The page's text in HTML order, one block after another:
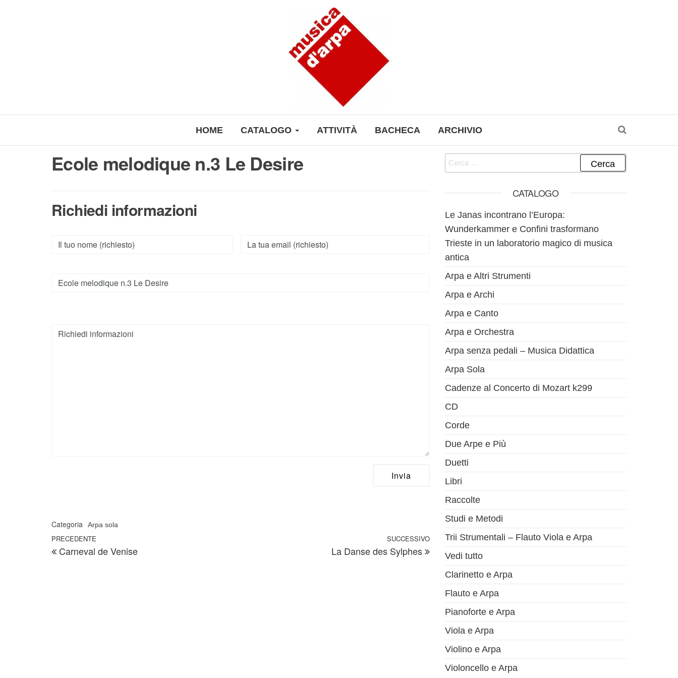
HOME CATALOGO ATTIVITÀ BACHECA ARCHIVIO
Ecole melodique n.3 Le Desire
Richiedi informazioni
Categoria Arpa sola
Navigazione articoli
Articolo precedente
PRECEDENTE
Carneval de Venise
Articolo successivo
SUCCESSIVO
La Danse des Sylphes
Ricerca per:
CATALOGO
Le Janas incontrano l’Europa:
Wunderkammer e Confini trasformano
Trieste in un laboratorio magico di musica
antica
Arpa e Altri Strumenti
Arpa e Archi
Arpa e Canto
Arpa e Orchestra
Arpa senza pedali – Musica Didattica
Arpa Sola
Cadenze al Concerto di Mozart k299
CD
Corde
Due Arpe e Più
Duetti
Libri
Raccolte
Studi e Metodi
Trii Strumentali – Flauto Viola e Arpa
Vedi tutto
Clarinetto e Arpa
Flauto e Arpa
Pianoforte e Arpa
Viola e Arpa
Violino e Arpa
Violoncello e Arpa